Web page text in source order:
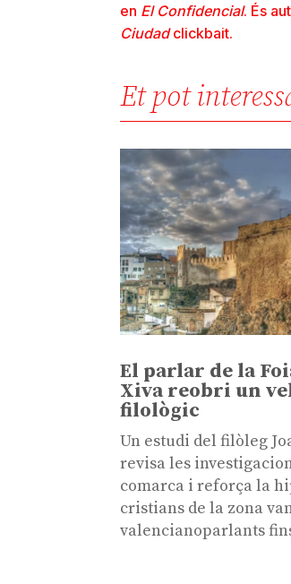
en El Confidencial. És
Ciudadclickbait.
Et pot
El parlar de la
Xiva reobri un
filològic
Un estudi del filòleg
revisa les
comarca i reforça la
cristians de la zona
valencianoparlants